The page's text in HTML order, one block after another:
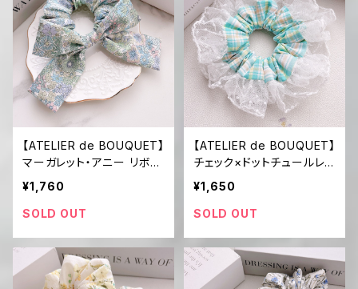
【ATELIER de BOUQUET】
マーガレット・アニー リボン
シュシュ
¥1,760
SOLD OUT
【ATELIER de BOUQUET】
チェック×ドットチュールレ
ース BIGシュシュ
¥1,650
SOLD OUT